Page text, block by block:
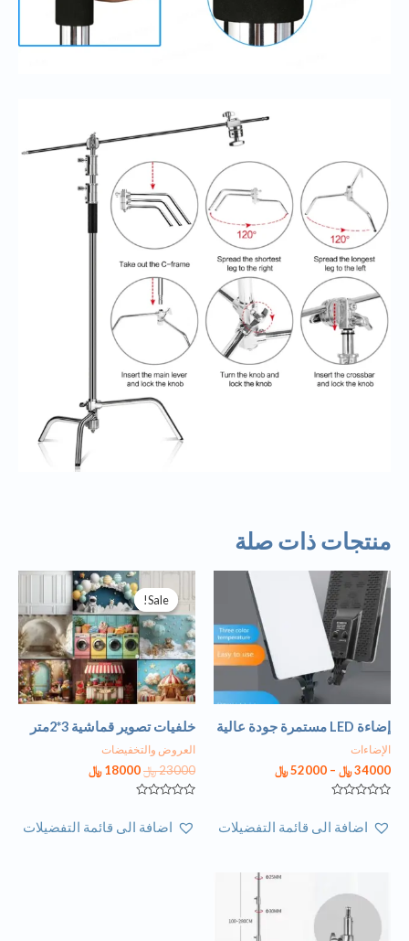
منتجات ذات صلة
إضاءة LED مستمرة جودة عالية
الإضاءات
34000﷼ –
52000﷼
0
اضافة الى قائمة التفضيلات
Sale!
Sale!
خلفيات تصوير قماشية 3*2متر
العروض والتخفيضات
23000﷼18000 ﷼
0
اضافة الى قائمة التفضيلات